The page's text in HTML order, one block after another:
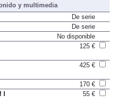
y multimedia
De serie
De serie
No disponible
125 €
425 €
170 €
55 €